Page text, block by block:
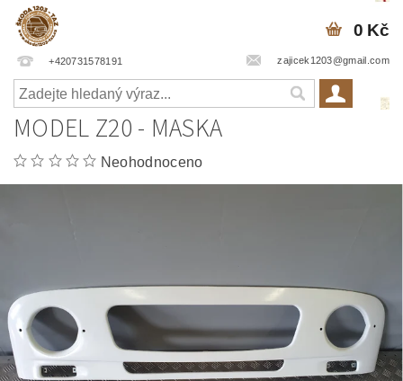
+420731578191 zajicek1203@gmail.com
0 Kč
MODEL Z20 - MASKA
Neohodnoceno